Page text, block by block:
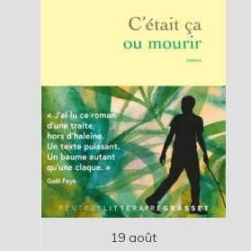
19 août